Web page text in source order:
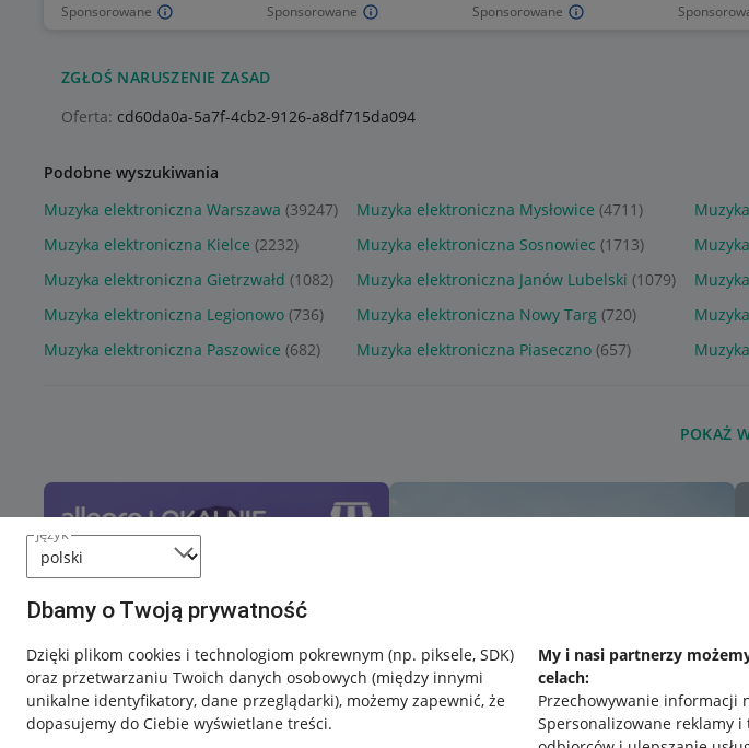
język
Dbamy o Twoją prywatność
Dzięki plikom cookies i technologiom pokrewnym (np. piksele, SDK)
oraz przetwarzaniu Twoich danych osobowych (między innymi
unikalne identyfikatory, dane przeglądarki), możemy zapewnić, że
dopasujemy do Ciebie wyświetlane treści.
My i nasi partnerzy
celach:
Przechowywanie informacji
Spersonalizowane reklamy
Sponsorowane Sponsorowane Sponsorowane
ZGŁOŚ NARUSZENIE ZASAD
Oferta: cd60da0a-5a7f-4cb2-9126-a8df715da094
Podobne wyszukiwania
Muzyka elektroniczna Warszawa (39247) Muzyka elektroniczna Mysłowice (4711)
Muzyka elektroniczna Kielce (2232) Muzyka elektroniczna Sosnowiec (1713)
Muzyka elektroniczna Gietrzwałd (1082) Muzyka elektroniczna Janów Lubelski (1079)
Muzyka elektroniczna Legionowo (736) Muzyka elektroniczna Nowy Targ (720)
Muzyka elektroniczna Paszowice (682) Muzyka elektroniczna Piaseczno (657)
POKAŻ